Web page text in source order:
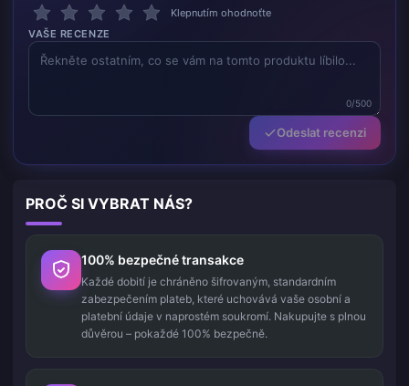
Klepnutím ohodnoťte
VAŠE RECENZE
0/500
Odeslat recenzi
PROČ SI VYBRAT NÁS?
100% bezpečné transakce
Každé dobití je chráněno šifrovaným, standardním
zabezpečením plateb, které uchovává vaše osobní a
platební údaje v naprostém soukromí. Nakupujte s plnou
důvěrou – pokaždé 100% bezpečně.